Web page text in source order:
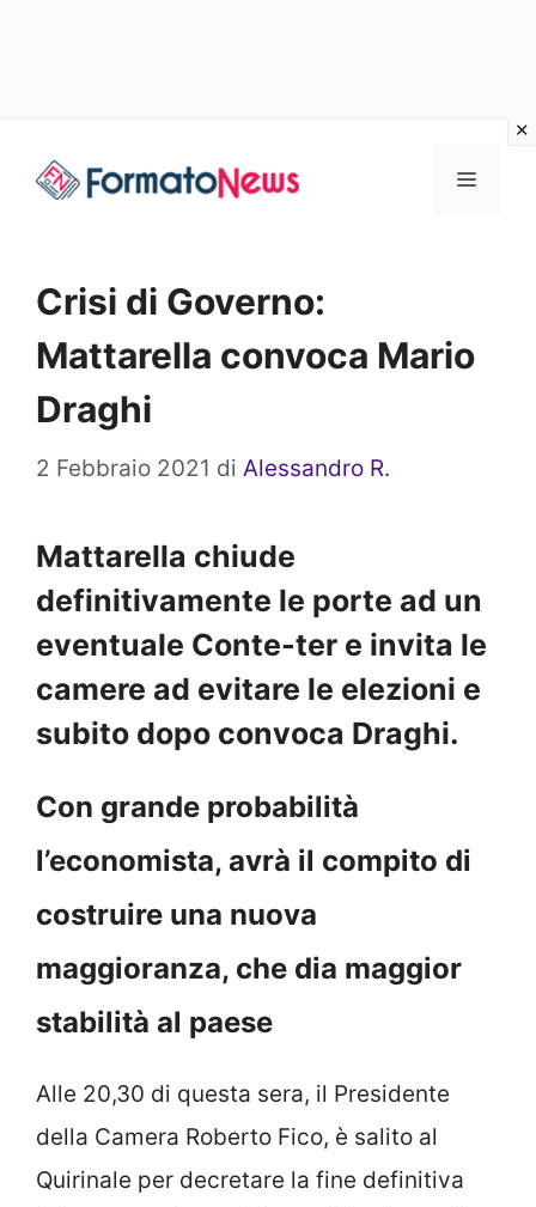
Menu
Crisi di Governo:
Mattarella convoca Mario
Draghi
2 Febbraio 2021 di Alessandro R.
Mattarella chiude
definitivamente le porte ad un
eventuale Conte-ter e invita le
camere ad evitare le elezioni e
subito dopo convoca Draghi.
Con grande probabilità
l’economista, avrà il compito di
costruire una nuova
maggioranza, che dia maggior
stabilità al paese
Alle 20,30 di questa sera, il Presidente
della Camera Roberto Fico, è salito al
Quirinale per decretare la fine definitiva